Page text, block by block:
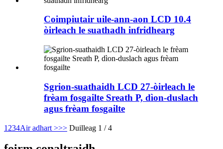
Coimpiutair uile-ann-aon LCD 10.4
òirleach le suathadh infridhearg
Sgrion-suathaidh LCD 27-òirleach le
frèam fosgailte Sreath P, dìon-duslach
agus frèam fosgailte
1 234Air adhart >>> Duilleag 1 / 4